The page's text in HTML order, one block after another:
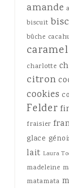
amande
biscuit
bûche
caramel
charlotte
citron
cookies
Felder
fraisier
glace
lait Laura
madeleine
matamata